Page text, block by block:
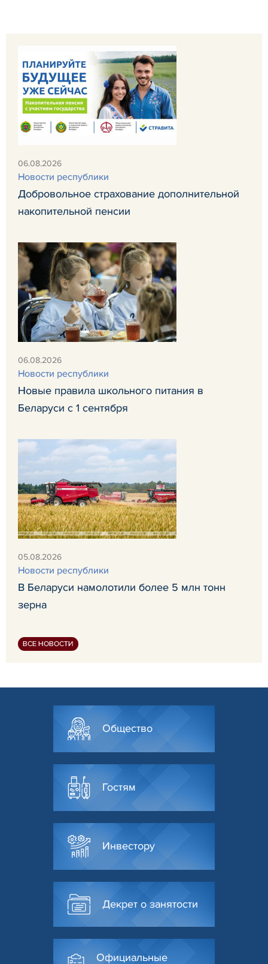
06.08.2026
Новости республики
Добровольное страхование дополнительной
накопительной пенсии
06.08.2026
Новости республики
Новые правила школьного питания в
Беларуси с 1 сентября
05.08.2026
Новости республики
В Беларуси намолотили более 5 млн тонн
зерна
ВСЕ НОВОСТИ
Общество
Гостям
Инвестору
Декрет о занятости
Официальные